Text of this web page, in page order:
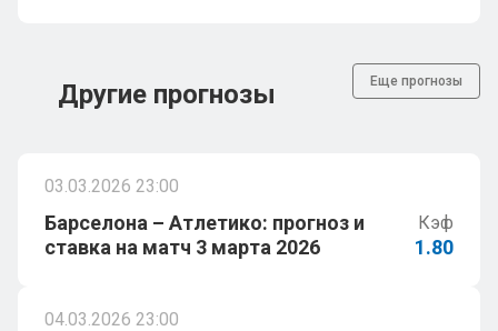
Другие прогнозы Еще прогнозы
03.03.2026 23:00
Барселона – Атлетико: прогноз и
ставка на матч 3 марта 2026
Кэф
1.80
04.03.2026 23:00